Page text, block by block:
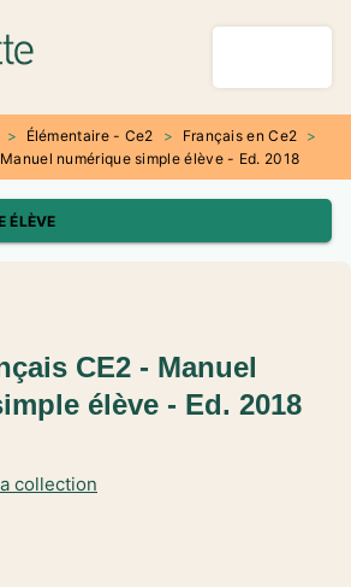
> Élémentaire - Ce2 > Français en Ce2 >
numérique simple élève - Ed. 2018
ÉLÈVE
collection
CE2 - Manuel
élève - Ed. 2018